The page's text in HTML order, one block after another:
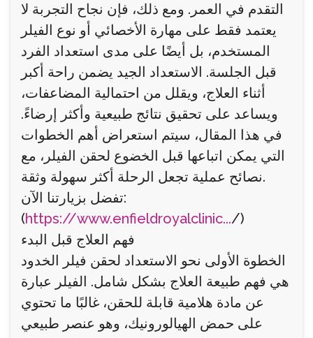
التقدم في العمر. ومع ذلك، فإن نجاح التجربة لا
يعتمد فقط على مهارة الأخصائي أو نوع الفيلر
المستخدم، بل أيضًا على مدى استعداد الفرد
قبل الجلسة. الاستعداد الجيد يضمن راحة أكبر
أثناء العلاج، ويقلل من احتمالية المضاعفات،
ويساعد على تحقيق نتائج طبيعية وأكثر إرضاءً.
في هذا المقال، سيتم استعراض أهم الخطوات
التي يمكن اتباعها قبل الخضوع لحقن الفيلر، مع
نصائح عملية تجعل الرحلة أكثر سهولة وثقة.
تفضل بزيارتنا الآن:
(https://www.enfieldroyalclinic.../)
فهم العلاج قبل البدء
الخطوة الأولى نحو الاستعداد لحقن فيلر الخدود
هي فهم طبيعة العلاج بشكل شامل. الفيلر عبارة
عن مادة هلامية قابلة للحقن، غالبًا ما تحتوي
على حمض الهيالورونيك، وهو عنصر طبيعي